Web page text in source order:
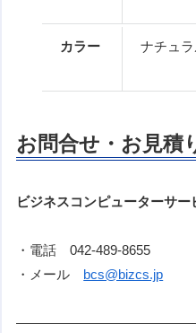
カラー ナチュ
お問合せ・お見積
ビジネスコンピューターサー
・電話 042-489-8655
・メール bcs@bizcs.jp